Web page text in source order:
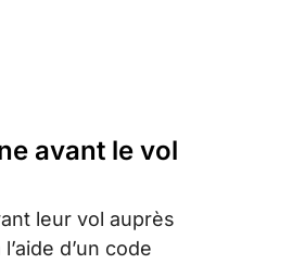
avant le vol
leur vol auprès
d’un code